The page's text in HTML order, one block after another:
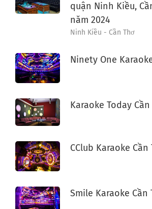
quận Ninh Kiều,
năm 2024
Ninh Kiều - Cần Thơ
Ninety One
Karaoke Today Cần
CClub Karaoke Cần
Smile Karaoke Cần